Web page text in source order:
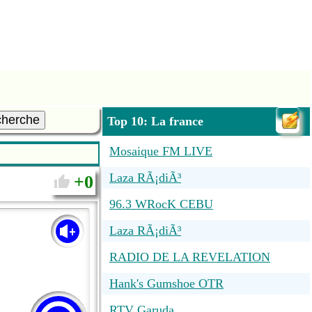
0
Top 10: La france
Mosaique FM LIVE
Laza RÃ¡diÃ³
96.3 WRocK CEBU
Laza RÃ¡diÃ³
RADIO DE LA REVELATION
Hank's Gumshoe OTR